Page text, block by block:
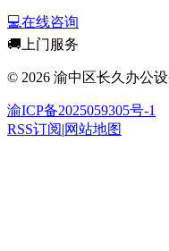
💻在线咨询
🚚 上门服务
© 2026 渝中区长久办公
渝ICP备2025059305号-1
RSS订阅|网站地图